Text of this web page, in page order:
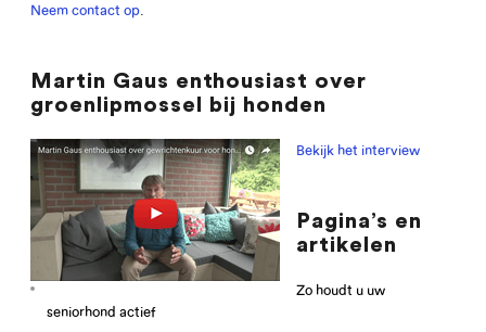
Neem contact op
Martin Gaus enthousiast over
groenlipmossel bij honden
Bekijk het interview
Pagina’s en
artikelen
Zo houdt u uw
seniorhond actief